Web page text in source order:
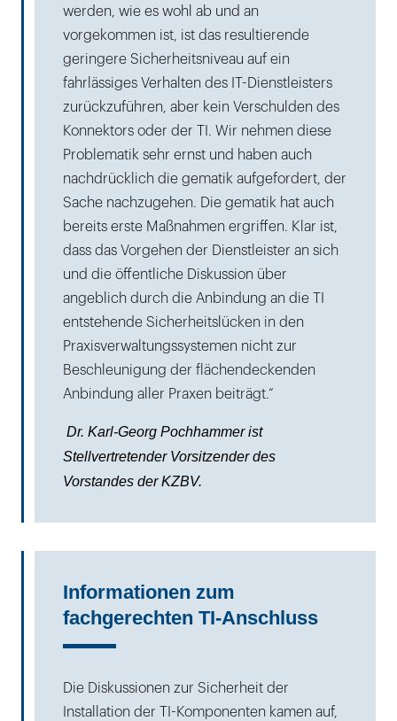
werden, wie es wohl ab und an
vorgekommen ist, ist das resultierende
geringere Sicherheitsniveau auf ein
fahrlässiges Verhalten des IT-Dienstleisters
zurückzuführen, aber kein Verschulden des
Konnektors oder der TI. Wir nehmen diese
Problematik sehr ernst und haben auch
nachdrücklich die gematik aufgefordert, der
Sache nachzugehen. Die gematik hat auch
bereits erste Maßnahmen ergriffen. Klar ist,
dass das Vorgehen der Dienstleister an sich
und die öffentliche Diskussion über
angeblich durch die Anbindung an die TI
entstehende Sicherheitslücken in den
Praxisverwaltungssystemen nicht zur
Beschleunigung der flächendeckenden
Anbindung aller Praxen beiträgt.“
Dr. Karl-Georg Pochhammer ist
Stellvertretender Vorsitzender des
Vorstandes der KZBV.
Informationen zum
fachgerechten TI-Anschluss
Die Diskussionen zur Sicherheit der
Installation der TI-Komponenten kamen auf,